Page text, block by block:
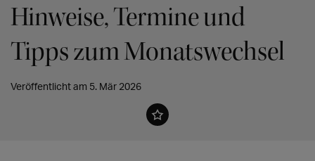
Hinweise, Termine und
Tipps zum Monatswechsel
Veröffentlicht am 5. Mär 2026